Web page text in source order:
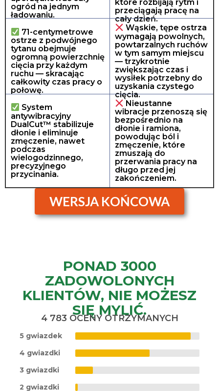
ogród na jednym
ładowaniu.
które rozbijają rytm i
przeciągają pracę na
cały dzień.
71-centymetrowe
ostrze z podwójnego
tytanu obejmuje
ogromną powierzchnię
cięcia przy każdym
ruchu — skracając
całkowity czas pracy o
połowę.
Wąskie, tępe ostrza
wymagają powolnych,
powtarzalnych ruchów
w tym samym miejscu
— trzykrotnie
zwiększając czas i
wysiłek potrzebny do
uzyskania czystego
cięcia.
System
antywibracyjny
DualCut™ stabilizuje
dłonie i eliminuje
zmęczenie, nawet
podczas
wielogodzinnego,
precyzyjnego
przycinania.
Nieustanne
wibracje przenoszą się
bezpośrednio na
dłonie i ramiona,
powodując ból i
zmęczenie, które
zmuszają do
przerwania pracy na
długo przed jej
zakończeniem.
WERSJA KOŃCOWA
PONAD 3000
ZADOWOLONYCH
KLIENTÓW, NIE MOŻESZ
SIĘ MYLIĆ.
4 783 OCENY OTRZYMANYCH
5 gwiazdek
4 gwiazdki
3 gwiazdki
2 gwiazdki